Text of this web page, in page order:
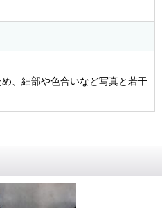
、細部や色合いなど写真と若干